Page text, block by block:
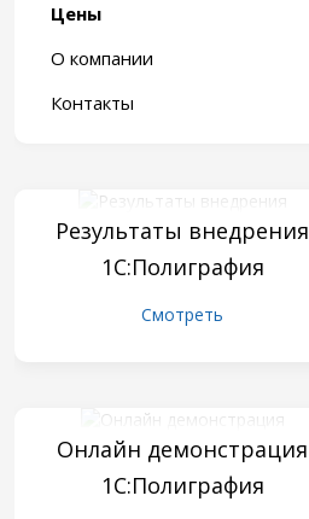
Цены
О компании
Контакты
Результаты внедрения
1С:Полиграфия
Смотреть
Онлайн демонстрация
1С:Полиграфия